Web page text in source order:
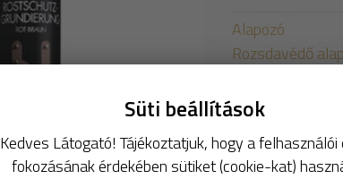
Alapozó
Rozsdavédő
Speciális
Kiváló
Jól szigeteli a
Kereskedelmi
Süti beállítások
Kedves Látogató! Tájékoztatjuk, hogy a felhasználói
fokozásának érdekében sütiket (cookie-kat)